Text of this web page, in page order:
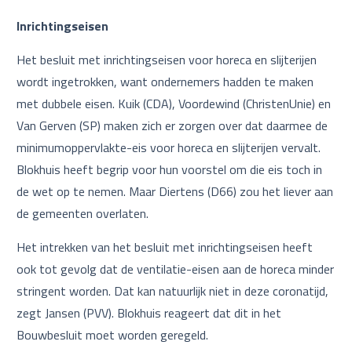
Inrichtingseisen
Het besluit met inrichtingseisen voor horeca en slijterijen
wordt ingetrokken, want ondernemers hadden te maken
met dubbele eisen. Kuik (CDA), Voordewind (ChristenUnie) en
Van Gerven (SP) maken zich er zorgen over dat daarmee de
minimumoppervlakte-eis voor horeca en slijterijen vervalt.
Blokhuis heeft begrip voor hun voorstel om die eis toch in
de wet op te nemen. Maar Diertens (D66) zou het liever aan
de gemeenten overlaten.
Het intrekken van het besluit met inrichtingseisen heeft
ook tot gevolg dat de ventilatie-eisen aan de horeca minder
stringent worden. Dat kan natuurlijk niet in deze coronatijd,
zegt Jansen (PVV). Blokhuis reageert dat dit in het
Bouwbesluit moet worden geregeld.